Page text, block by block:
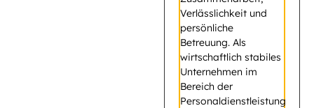
Verlässlichkeit und
persönliche
Betreuung. Als
wirtschaftlich stabiles
Unternehmen im
Bereich der
Personaldienstleistung